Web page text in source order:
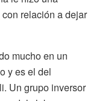
con relación a dejar
mucho en un
y es el del
Un grupo inversor